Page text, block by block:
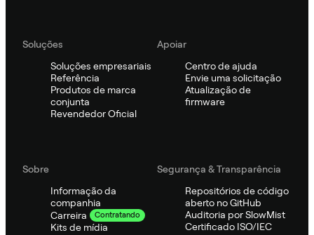
Soluções
Soluções empresariais
Referência
Produtos de marca
conjunta
Revendedor Oficial
Apoiar
Centro de ajuda
Envie uma solicitação
Atualização de
firmware
Sobre
Informação da
companhia
Carreira
Contratando
Kits de mídia
Segurança & Transparência
Repositórios de código
aberto no GitHub
Auditoria por SlowMist
Certificado ISO/IEC